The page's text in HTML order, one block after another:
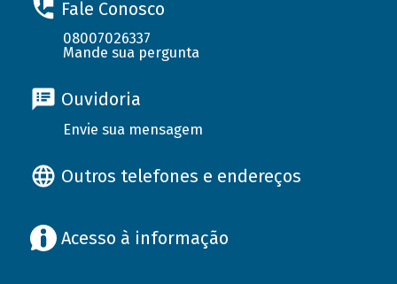
Fale Conosco
08007026337
Mande sua pergunta
Ouvidoria
Envie sua mensagem
Outros telefones e endereços
Acesso à informação